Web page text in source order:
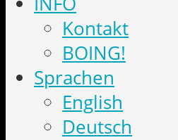
Kontakt
BOING!
Sprachen
English
Deutsch